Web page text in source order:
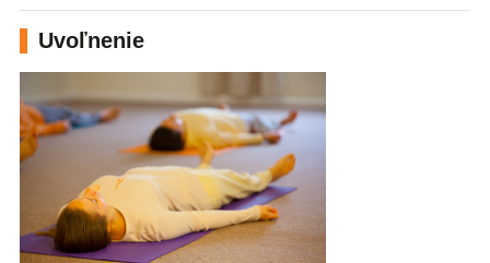
Uvoľnenie